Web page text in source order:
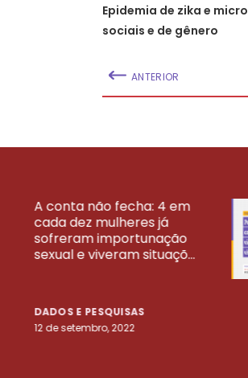
Epidemia de zika e
sociais e de gênero
ANTERIOR
A conta não fecha: 4 em
cada dez mulheres já
sofreram importunação
sexual e viveram situaçõ...
DADOS E PESQUISAS
12 de setembro, 2022